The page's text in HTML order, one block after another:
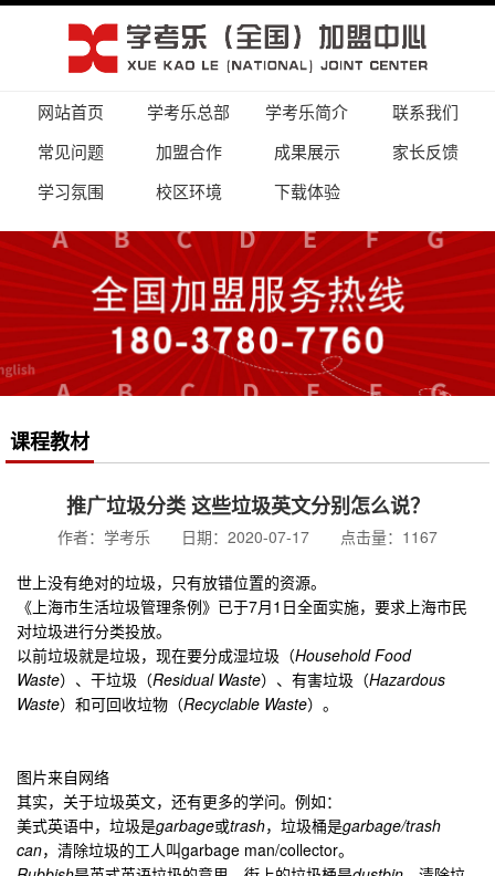
网站首页 学考乐总部 学考乐简介
联系我们
常见问题
加盟合作 成果展示
家长反馈
学习氛围
校区环境 下载体验
课程教材
推广垃圾分类 这些垃圾英文分别怎么说？
作者：学考乐 日期：2020-07-17 点击量：1167
世上没有绝对的垃圾，只有放错位置的资源。
《上海市生活垃圾管理条例》已于7月1日全面实施，要求上海市民
对垃圾进行分类投放。
以前垃圾就是垃圾，现在要分成湿垃圾（Household Food
Waste）、干垃圾（Residual Waste）、有害垃圾（Hazardous
Waste）和可回收垃物（Recyclable Waste）。
图片来自网络
其实，关于垃圾英文，还有更多的学问。例如：
美式英语中，垃圾是garbage或trash，垃圾桶是garbage/trash
can，清除垃圾的工人叫garbage man/collector。